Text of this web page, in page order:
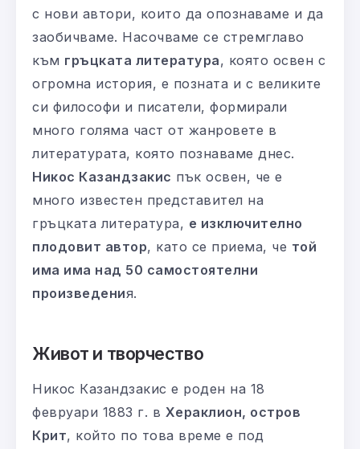
с нови автори, които да опознаваме и да
заобичваме. Насочваме се стремглаво
към гръцката литература, която освен с
огромна история, е позната и с великите
си философи и писатели, формирали
много голяма част от жанровете в
литературата, която познаваме днес.
Никос Казандзакис пък освен, че е
много известен представител на
гръцката литература, е изключително
плодовит автор, като се приема, че той
има има над 50 самостоятелни
произведения.
Живот и творчество
Никос Казандзакис е роден на 18
февруари 1883 г. в Хераклион, остров
Крит, който по това време е под